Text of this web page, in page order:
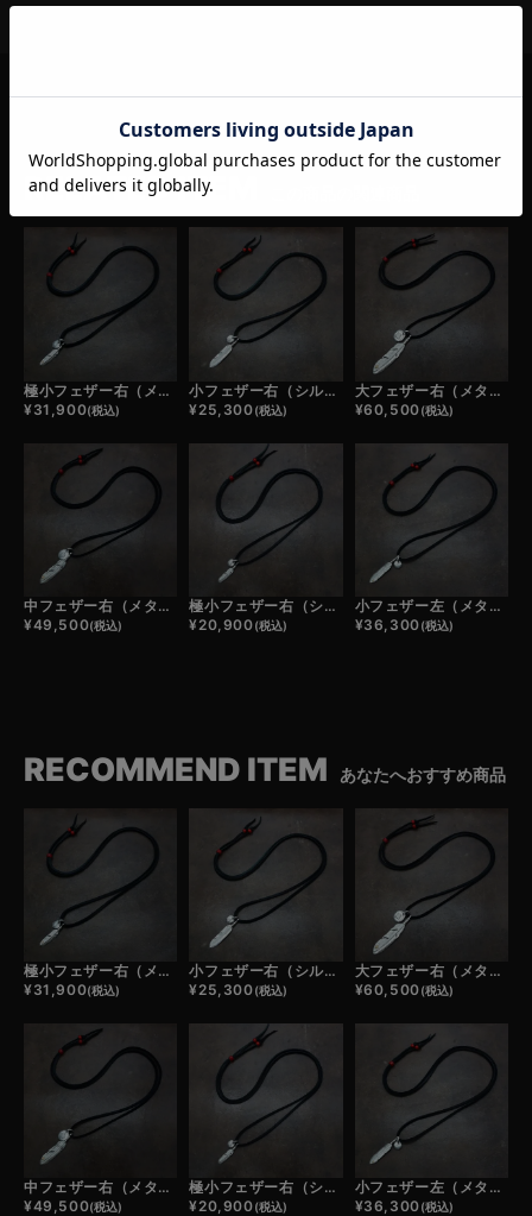
RELATED ITEM
極小フェザー右（メタル）×極小メタルチャーム×鹿革紐×アンティークビーズ/ネックレスカスタム
¥31,900(税込)
小フェザー右（シルバー）×極小メタルチャーム×鹿革紐×アンティークビーズ/ネックレスカスタム
¥25,300(税込)
大フェザー右（メタル）×小メタルチャーム×鹿革紐×アンティークビーズ/ネックレスカスタム
¥60,500(税込)
中フェザー右（メタル）×小メタルチャーム×鹿革紐×アンティークビーズ/ネックレスカスタム
¥49,500(税込)
極小フェザー右（シルバー）×極小メタルチャーム×鹿革紐×アンティークビーズ/ネックレスカスタム
¥20,900(税込)
小フェザー左（メタル）×極小メタルチャーム×鹿革紐×アンティークビーズ/ネックレスカスタム
¥36,300(税込)
RECOMMEND ITEM あなたへおすすめ商品
極小フェザー右（メタル）×極小メタルチャーム×鹿革紐×アンティークビーズ/ネックレスカスタム
¥31,900(税込)
小フェザー右（シルバー）×極小メタルチャーム×鹿革紐×アンティークビーズ/ネックレスカスタム
¥25,300(税込)
大フェザー右（メタル）×小メタルチャーム×鹿革紐×アンティークビーズ/ネックレスカスタム
¥60,500(税込)
中フェザー右（メタル）×小メタルチャーム×鹿革紐×アンティークビーズ/ネックレスカスタム
¥49,500(税込)
極小フェザー右（シルバー）×極小メタルチャーム×鹿革紐×アンティークビーズ/ネックレスカスタム
¥20,900(税込)
小フェザー左（メタル）×極小メタルチャーム×鹿革紐×アンティークビーズ/ネックレスカスタム
¥36,300(税込)